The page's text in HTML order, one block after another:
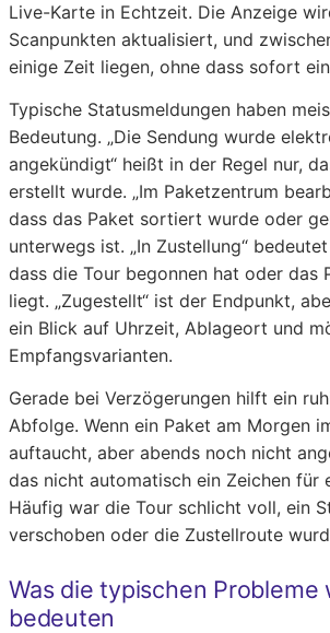
Live-Karte in Echtzeit. Die Anzeige
Scanpunkten aktualisiert, und
einige Zeit liegen, ohne dass sofort
Typische Statusmeldungen haben
Bedeutung. „Die Sendung wurde
angekündigt“ heißt in der Regel nur,
erstellt wurde. „Im Paketzentrum
dass das Paket sortiert wurde oder
unterwegs ist. „In Zustellung“
dass die Tour begonnen hat oder das
liegt. „Zugestellt“ ist der Endpunkt,
ein Blick auf Uhrzeit, Ablageort und
Empfangsvarianten.
Gerade bei Verzögerungen hilft ein
Abfolge. Wenn ein Paket am Morgen
auftaucht, aber abends noch nicht
das nicht automatisch ein Zeichen für
Häufig war die Tour schlicht voll, ein
verschoben oder die Zustellroute
Was die typischen Probleme
bedeuten